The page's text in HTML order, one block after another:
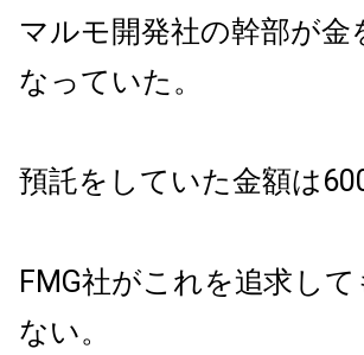
マルモ開発社の幹部が
なっていた。
預託をしていた金額は
FMG社がこれを追求し
ない。